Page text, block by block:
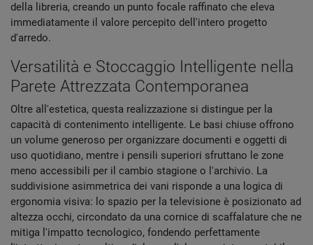
della libreria, creando un punto focale raffinato che eleva
immediatamente il valore percepito dell'intero progetto
d'arredo.
Versatilità e Stoccaggio Intelligente nella
Parete Attrezzata Contemporanea
Oltre all'estetica, questa realizzazione si distingue per la
capacità di contenimento intelligente. Le basi chiuse offrono
un volume generoso per organizzare documenti e oggetti di
uso quotidiano, mentre i pensili superiori sfruttano le zone
meno accessibili per il cambio stagione o l'archivio. La
suddivisione asimmetrica dei vani risponde a una logica di
ergonomia visiva: lo spazio per la televisione è posizionato ad
altezza occhi, circondato da una cornice di scaffalature che ne
mitiga l'impatto tecnologico, fondendo perfettamente